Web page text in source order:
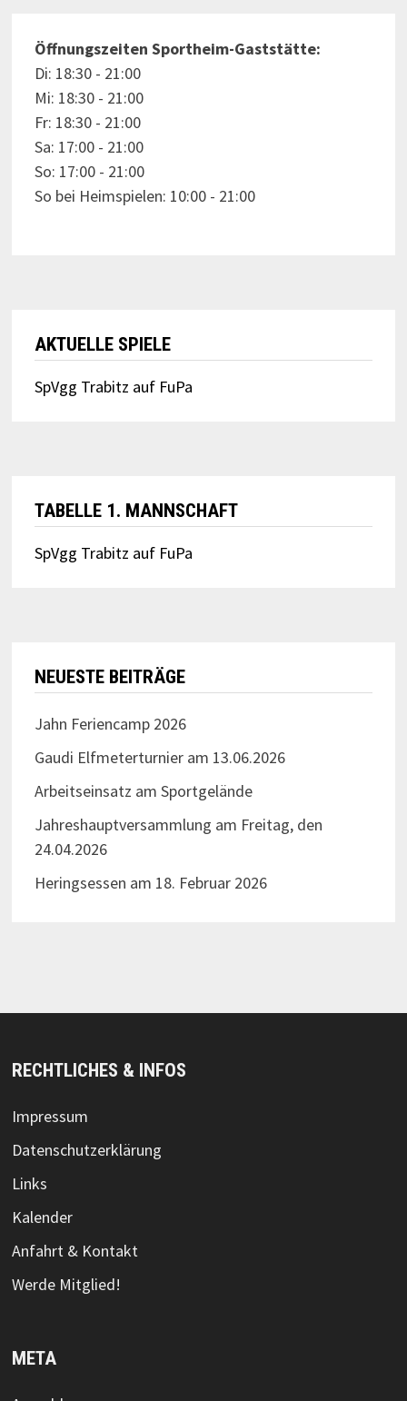
Öffnungszeiten Sportheim-Gaststätte:
Di: 18:30 - 21:00
Mi: 18:30 - 21:00
Fr: 18:30 - 21:00
Sa: 17:00 - 21:00
So: 17:00 - 21:00
So bei Heimspielen: 10:00 - 21:00
AKTUELLE SPIELE
SpVgg Trabitz auf FuPa
TABELLE 1. MANNSCHAFT
SpVgg Trabitz auf FuPa
NEUESTE BEITRÄGE
Jahn Feriencamp 2026
Gaudi Elfmeterturnier am 13.06.2026
Arbeitseinsatz am Sportgelände
Jahreshauptversammlung am Freitag, den
24.04.2026
Heringsessen am 18. Februar 2026
RECHTLICHES & INFOS
Impressum
Datenschutzerklärung
Links
Kalender
Anfahrt & Kontakt
Werde Mitglied!
META